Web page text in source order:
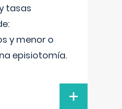
tasas
y menor o
episiotomía.
+